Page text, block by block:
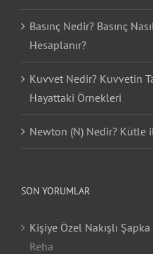
Basınç Nedir? Basınç
Hesaplanır?
Kuvvet Nedir? Kuvvetin
Hayattaki Örnekleri
Newton (N) Nedir? Kütle
SON YORUMLAR
Kişiye Özel Nakışlı Şapka
Reha